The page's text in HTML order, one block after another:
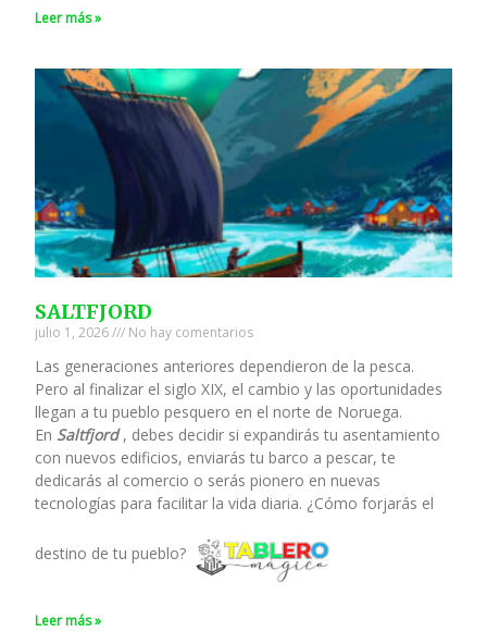
Leer más »
SALTFJORD
julio 1, 2026 No hay comentarios
Las generaciones anteriores dependieron de la pesca.
Pero al finalizar el siglo XIX, el cambio y las oportunidades
llegan a tu pueblo pesquero en el norte de Noruega.
En Saltfjord, debes decidir si expandirás tu asentamiento
con nuevos edificios, enviarás tu barco a pescar, te
dedicarás al comercio o serás pionero en nuevas
tecnologías para facilitar la vida diaria. ¿Cómo forjarás el
destino de tu pueblo?
Leer más »